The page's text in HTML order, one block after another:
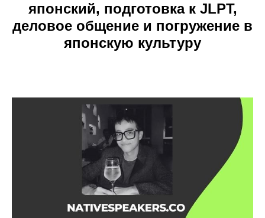
японский, подготовка к JLPT,
деловое общение и погружение в
японскую культуру